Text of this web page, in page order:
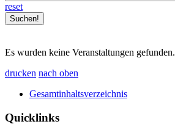
reset
Es wurden keine Veranstaltungen gefunden.
drucken nach oben
Gesamtinhaltsverzeichnis
Quicklinks